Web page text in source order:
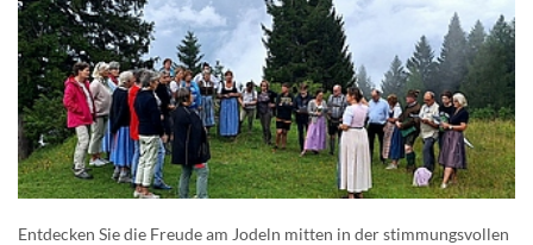
Entdecken Sie die Freude am Jodeln mitten in der stimmungsvollen